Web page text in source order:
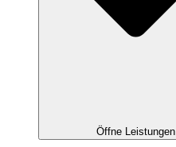
Öffne Leistungen